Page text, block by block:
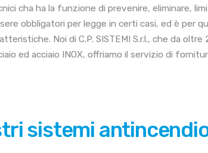
cha ha la funzione di prevenire, eliminare,
obbligatori per legge in certi casi, ed è per
Noi di C.P. SISTEMI S.r.l., che da oltre
ed acciaio INOX, offriamo il servizio di
sistemi